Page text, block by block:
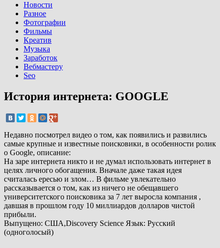
Новости
Разное
Фотографии
Фильмы
Креатив
Музыка
Заработок
Вебмастеру
Seo
История интернета: GOOGLE
Недавно посмотрел видео о том, как появились и развились
самые крупные и известные поисковики, в особенности ролик
о Google, описание:
На заре интернета никто и не думал использовать интернет в
целях личного обогащения. Вначале даже такая идея
считалась ересью и злом… В фильме увлекательно
рассказывается о том, как из ничего не обещавшего
университетского поисковика за 7 лет выросла компания ,
давшая в прошлом году 10 миллиардов долларов чистой
прибыли.
Выпущено: США,Discovery Science Язык: Русский
(одноголосый)